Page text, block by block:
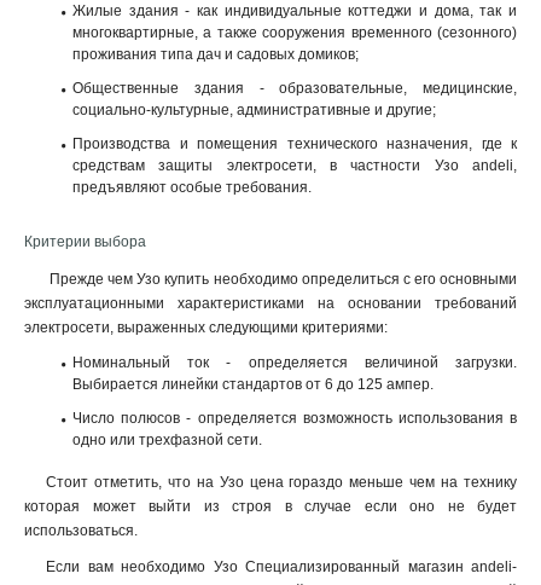
Жилые здания - как индивидуальные коттеджи и дома, так и
многоквартирные, а также сооружения временного (сезонного)
проживания типа дач и садовых домиков;
Общественные здания - образовательные, медицинские,
социально-культурные, административные и другие;
Производства и помещения технического назначения, где к
средствам защиты электросети, в частности Узо andeli,
предъявляют особые требования.
Критерии выбора
Прежде чем Узо купить необходимо определиться с его основными
эксплуатационными характеристиками на основании требований
электросети, выраженных следующими критериями:
Номинальный ток - определяется величиной загрузки.
Выбирается линейки стандартов от 6 до 125 ампер.
Число полюсов - определяется возможность использования в
одно или трехфазной сети.
Стоит отметить, что на Узо цена гораздо меньше чем на технику
которая может выйти из строя в случае если оно не будет
использоваться.
Если вам необходимо Узо Специализированный магазин andeli-